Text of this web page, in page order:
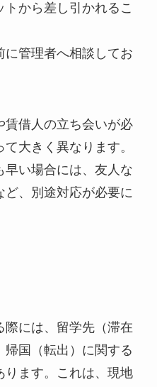
から差し引かれるこ
管理者へ相談してお
賃借人の立ち会いが必
大きく異なります。
い場合には、友人な
ど、別途対応が必要に
には、留学先（滞在
国（転出）に関する
ります。これは、現地